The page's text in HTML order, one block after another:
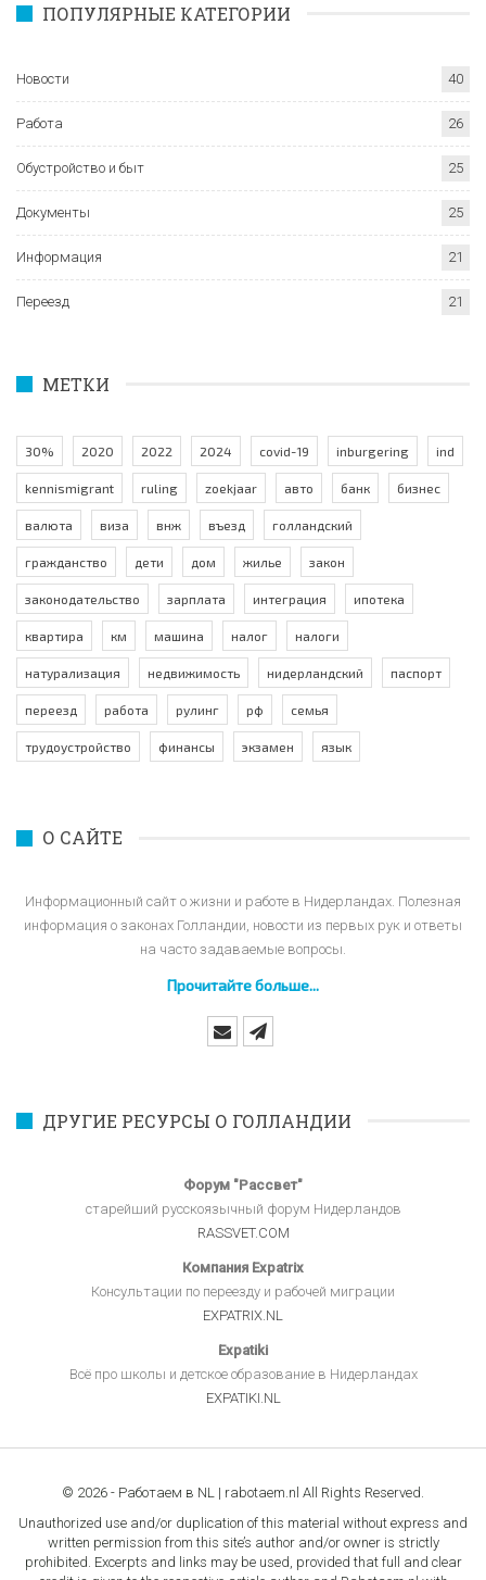
ПОПУЛЯРНЫЕ КАТЕГОРИИ
Новости 40
Работа 26
Обустройство и быт 25
Документы 25
Информация 21
Переезд 21
МЕТКИ
30% 2020 2022 2024 covid-19 inburgering ind
kennismigrant ruling zoekjaar авто банк бизнес
валюта виза внж въезд голландский
гражданство дети дом жилье закон
законодательство зарплата интеграция ипотека
квартира км машина налог налоги
натурализация недвижимость нидерландский паспорт
переезд работа рулинг рф семья
трудоустройство финансы экзамен язык
О САЙТЕ
Информационный сайт о жизни и работе в Нидерландах. Полезная
информация о законах Голландии, новости из первых рук и ответы
на часто задаваемые вопросы.
Прочитайте больше...
ДРУГИЕ РЕСУРСЫ О ГОЛЛАНДИИ
Форум "Рассвет"
старейший русскоязычный форум Нидерландов
RASSVET.COM
Компания Expatrix
Консультации по переезду и рабочей миграции
EXPATRIX.NL
Expatiki
Всё про школы и детское образование в Нидерландах
EXPATIKI.NL
© 2026 - Работаем в NL | rabotaem.nl All Rights Reserved.
Unauthorized use and/or duplication of this material without express and
written permission from this site’s author and/or owner is strictly
prohibited. Excerpts and links may be used, provided that full and clear